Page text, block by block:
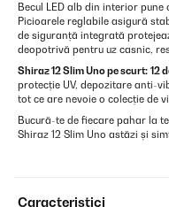
Becul LED alb din interior
Picioarele reglabile asigură
de siguranță integrată
deopotrivă pentru uz casnic,
Shiraz 12 Slim Uno pe scurt: 12
protecție UV, depozitare anti-
tot ce are nevoie o colecție de
Bucură-te de fiecare pahar la
Shiraz 12 Slim Uno astăzi și
Caracteristici